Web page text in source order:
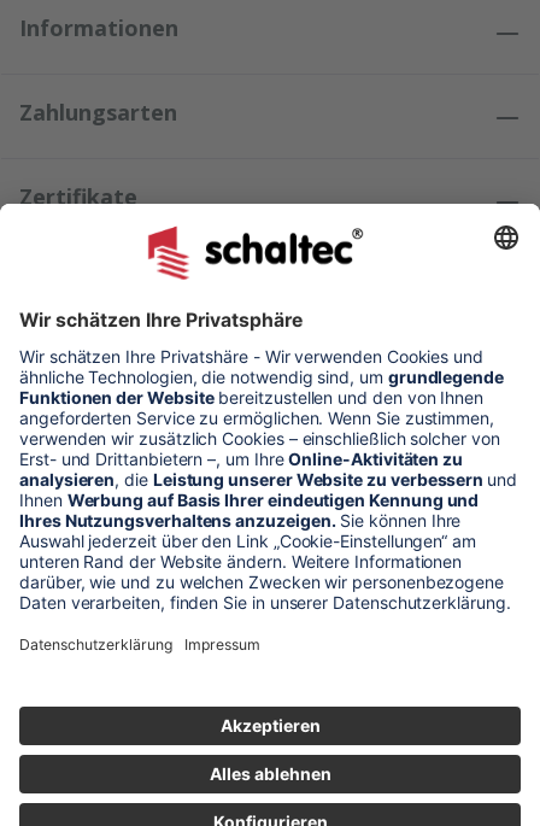
Informationen
Zahlungsarten
Zertifikate
Kundenmeinungen
* Alle Preise verstehen sich zzgl. Mehrwertsteuer und Versandkosten
Unser Shop-Angebot richtet sich nur an gewerbliche
** LP = Listenneupreis (netto) des Herstellers
Mitarbeitern bearbeitet. Sie erhalten in jedem Fall ein Angebot bzw.
eine Auftragsbestätigung.
Produktabbildungen von Gebrauchtartikeln entsprechen nicht immer
der vorrätigen Ware - sie können ähnliche Produkte zeigen.